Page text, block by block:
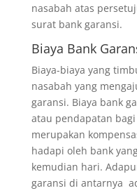
nasabah atas
surat bank garansi.
Biaya Bank
Biaya-biaya yang
nasabah yang
garansi. Biaya bank
atau pendapatan
merupakan
hadapi oleh bank
kemudian hari.
garansi di antarnya